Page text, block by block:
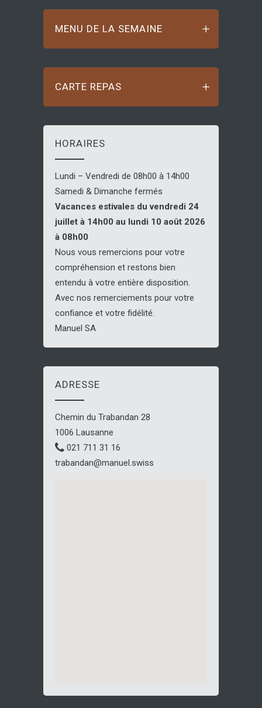
MENU DE LA SEMAINE
CARTE REPAS
HORAIRES
Lundi – Vendredi de 08h00 à 14h00
Samedi & Dimanche fermés
Vacances estivales du vendredi 24
juillet à 14h00 au lundi 10 août 2026
à 08h00
Nous vous remercions pour votre
compréhension et restons bien
entendu à votre entière disposition.
Avec nos remerciements pour votre
confiance et votre fidélité.
Manuel SA
ADRESSE
Chemin du Trabandan 28
1006 Lausanne
021 711 31 16
trabandan@manuel.swiss